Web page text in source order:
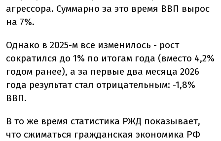
агрессора. Суммарно за это время ВВП вырос
на 7%.
Однако в 2025-м все изменилось - рост
сократился до 1% по итогам года (вместо 4,2%
годом ранее), а за первые два месяца 2026
года результат стал отрицательным: -1,8%
ВВП.
В то же время статистика РЖД показывает,
что сжиматься гражданская экономика РФ